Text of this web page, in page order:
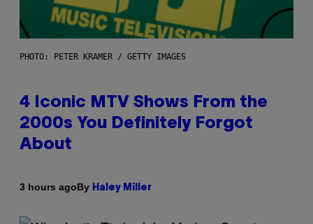
PHOTO: PETER KRAMER / GETTY IMAGES
4 Iconic MTV Shows From the
2000s You Definitely Forgot
About
3 hours agoBy Haley Miller